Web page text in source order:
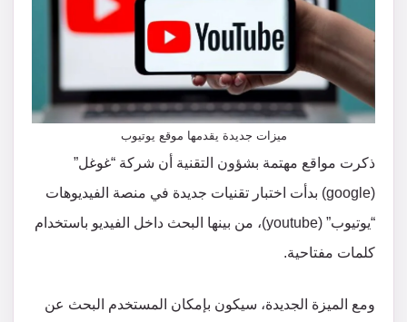
ميزات جديدة يقدمها موقع يوتيوب
ذكرت مواقع مهتمة بشؤون التقنية أن شركة “غوغل”
(google) بدأت اختبار تقنيات جديدة في منصة الفيديوهات
“يوتيوب” (youtube)، من بينها البحث داخل الفيديو باستخدام
كلمات مفتاحية.
ومع الميزة الجديدة، سيكون بإمكان المستخدم البحث عن